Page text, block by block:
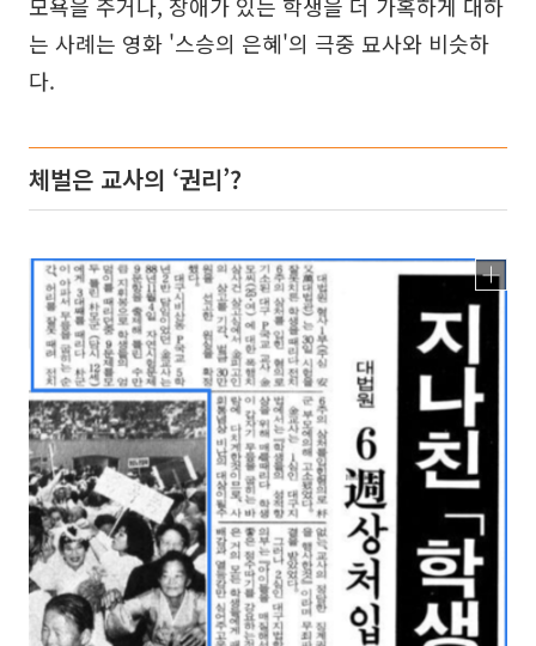
는 사례는 영화 '스승의 은혜'의 극중 묘사와 비슷하
다.
체벌은 교사의 ‘권리’?